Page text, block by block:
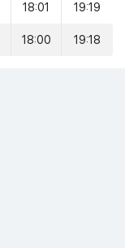
18:01 19:19
18:00 19:18